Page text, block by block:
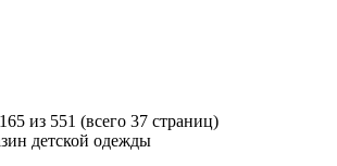
из 551 (всего 37 страниц)